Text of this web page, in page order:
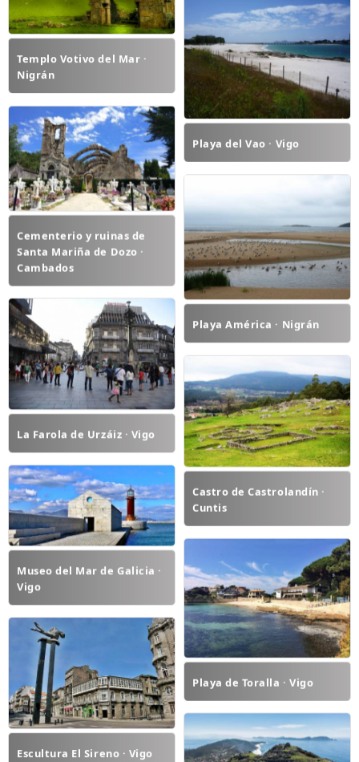
Templo Votivo del Mar ·
Nigrán
Playa del Vao · Vigo
Cementerio y ruinas de
Santa Mariña de Dozo ·
Cambados
Playa América · Nigrán
La Farola de Urzáiz · Vigo
Castro de Castrolandín ·
Cuntis
Museo del Mar de Galicia ·
Vigo
Playa de Toralla · Vigo
Escultura El Sireno · Vigo